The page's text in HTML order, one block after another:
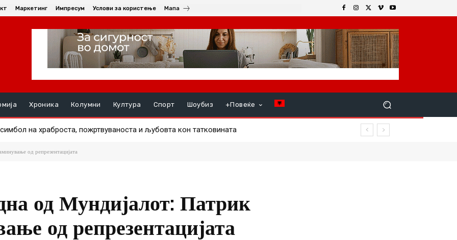
Маркетинг Импресум Услови за користење Мапа
Хроника Колумни Култура Спорт Шоубиз +Повеќе
на храброста, пожртвуваноста и љубовта кон татковината
од репрезентацијата
од Мундијалот: Патрик
од репрезентацијата